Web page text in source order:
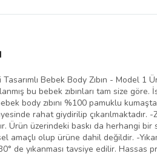
Bebek Body Zıbın - Model
bu bebek zıbınları tam size
body zıbını %100 pamuklu
rahat giydirilip
Ürün üzerindeki baskı da herhangi
amaçlı olup ürüne dahil değildir. -
de yıkanması tavsiye edilir. Hassas